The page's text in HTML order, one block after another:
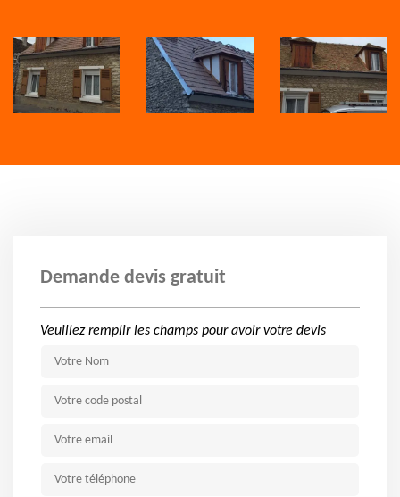
Demande devis gratuit
Veuillez remplir les champs pour avoir votre devis